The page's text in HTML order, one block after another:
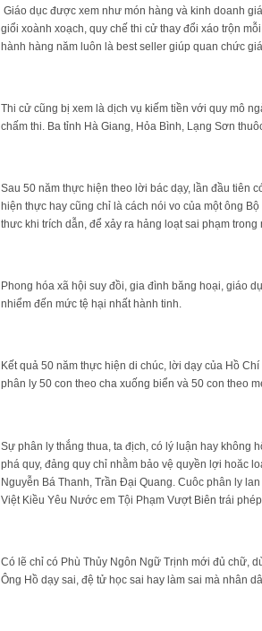
Giáo dục được xem như món hàng và kinh doanh
giổi xoành xoạch, quy chế thi cử thay đổi xáo trộn
hành hàng năm luôn là best seller giúp quan chức
Thi cử cũng bị xem là dịch vụ kiếm tiền với quy mô
chấm thi. Ba tỉnh Hà Giang, Hỏa Bình, Lạng Sơn
Sau 50 năm thực hiện theo lời bác dạy, lần đầu tiên
hiện thực hay cũng chỉ là cách nói vo của một ông
thưc khi trích dẫn, để xảy ra hảng loạt sai phạm
Phong hóa xã hội suy đồi, gia đình băng hoại, giáo
nhiểm đến mức tệ hại nhất hành tinh.
Kết quả 50 năm thực hiện di chúc, lời dạy của Hồ
phân ly 50 con theo cha xuống biển và 50 con theo
Sự phân ly thắng thua, ta địch, có lý luận hay không
phá quy, đảng quy chỉ nhằm bảo vệ quyền lợi hoăc
Nguyễn Bá Thanh, Trần Đại Quang. Cuôc phân ly
Việt Kiều Yêu Nước em Tội Phạm Vượt Biên trái
Có lẽ chỉ có Phù Thủy Ngôn Ngữ Trịnh mới đủ chữ,
Ông Hồ dạy sai, đệ tử học sai hay làm sai mà nhân